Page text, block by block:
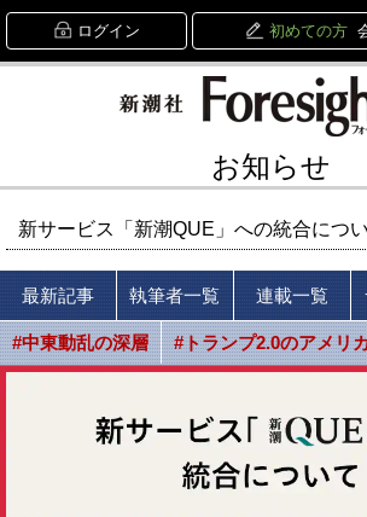
ログイン 初めての方
お知らせ
新サービス「新潮QUE」への統合につ
最新記事 執筆者一覧 連載一覧
#中東動乱の深層 #トランプ2.0のアメリ